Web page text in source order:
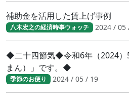
補助金を活用した賃上げ事例
八木宏之の経済時事ウォッチ 2024 / 05
◆二十四節気◆令和6年（2024）
まん）」です。◆
季節のお便り 2024 / 05 / 19